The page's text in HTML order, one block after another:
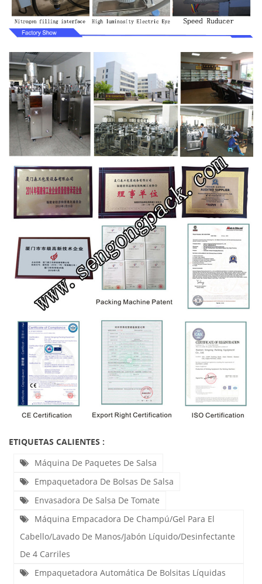
ETIQUETAS CALIENTES :
Máquina De Paquetes De Salsa
Empaquetadora De Bolsas De Salsa
Envasadora De Salsa De Tomate
Máquina Empacadora De Champú/gel Para El
Cabello/lavado De Manos/jabón Líquido/desinfectante
De 4 Carriles
Empaquetadora Automática De Bolsitas Líquidas